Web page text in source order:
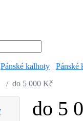
Pánské kalhoty Pánské
do 5 000 Kč
do 5